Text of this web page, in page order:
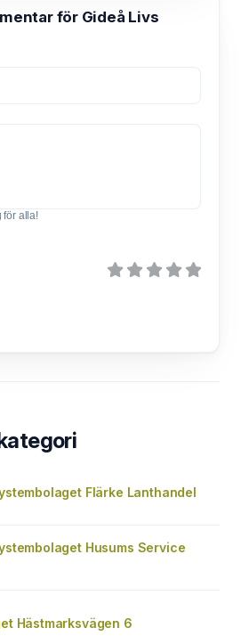
för Gideå Livs
för alla!
Flärke Lanthandel
Husums Service
Hästmarksvägen 6